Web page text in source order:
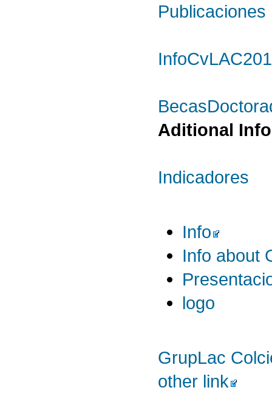
Publicaciones
Aditional Info
Indicadores
Info
Info about
logo
GrupLac
other link